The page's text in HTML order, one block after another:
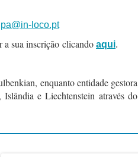
loco.pt
a sua inscrição clicando aqui.
enquanto entidade gestora
e Liechtenstein através do